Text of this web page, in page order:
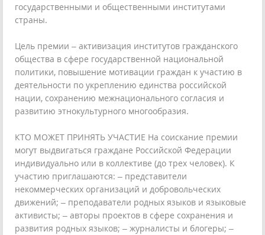
государственными и общественными институтами
страны.
Цель премии – активизация институтов гражданского
общества в сфере государственной национальной
политики, повышение мотивации граждан к участию в
деятельности по укреплению единства российской
нации, сохранению межнационального согласия и
развитию этнокультурного многообразия.
КТО МОЖЕТ ПРИНЯТЬ УЧАСТИЕ На соискание премии
могут выдвигаться граждане Российской Федерации
индивидуально или в коллективе (до трех человек). К
участию приглашаются: – представители
некоммерческих организаций и добровольческих
движений; – преподаватели родных языков и языковые
активисты; – авторы проектов в сфере сохранения и
развития родных языков; – журналисты и блогеры; –